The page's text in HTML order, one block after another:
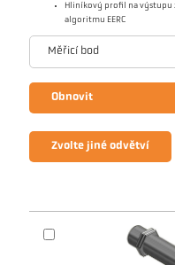
Hliníkový profil na výstupu
algoritmu EERC
Měřicí bod
Obnovit
Zvolte jiné odvětví